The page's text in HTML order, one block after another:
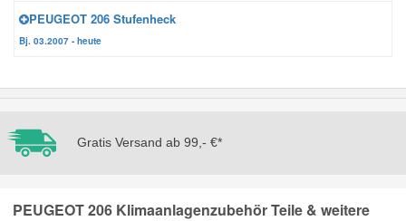
PEUGEOT 206 Stufenheck
Bj. 03.2007 - heute
Gratis Versand ab 99,- €*
PEUGEOT 206 Klimaanlagenzubehör Teile & weitere
Jeep Ersatzteile
Kia Ersatzteile
Lancia Ersatzteile
Mazda Ersatzteile